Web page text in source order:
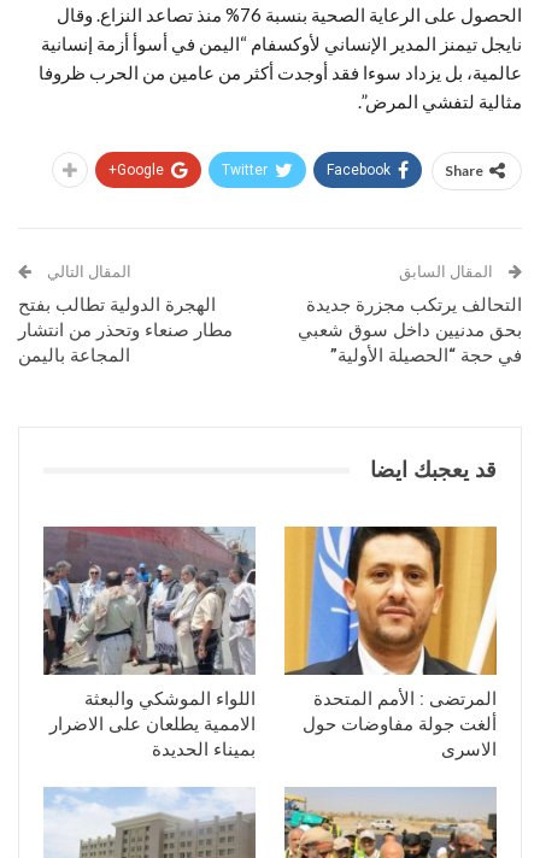
الحصول على الرعاية الصحية بنسبة 76% منذ تصاعد النزاع. وقال
نايجل تيمنز المدير الإنساني لأوكسفام “اليمن في أسوأ أزمة إنسانية
عالمية، بل يزداد سوءا فقد أوجدت أكثر من عامين من الحرب ظروفا
مثالية لتفشي المرض”.
Share
Facebook
Twitter
Google+
المقال السابق
التحالف يرتكب مجزرة جديدة
بحق مدنيين داخل سوق شعبي
في حجة “الحصيلة الأولية”
المقال التالي
الهجرة الدولية تطالب بفتح
مطار صنعاء وتحذر من انتشار
المجاعة باليمن
قد يعجبك ايضا
المرتضى : الأمم المتحدة
ألغت جولة مفاوضات حول
الاسرى
اللواء الموشكي والبعثة
الاممية يطلعان على الاضرار
بميناء الحديدة